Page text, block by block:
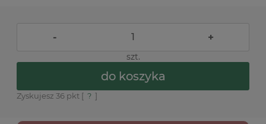
- +
szt.
do koszyka
Zyskujesz 36 pkt [ ? ]